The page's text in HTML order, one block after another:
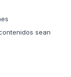
sean